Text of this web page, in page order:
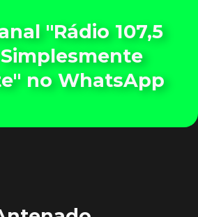
"Rádio 107,5
no WhatsApp